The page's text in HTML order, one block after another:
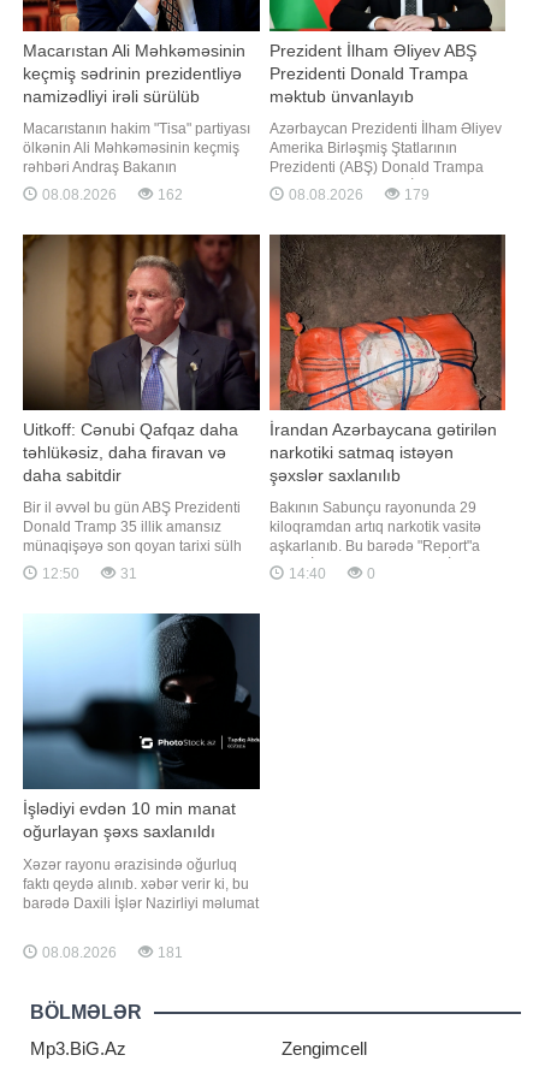
Macarıstan Ali Məhkəməsinin
keçmiş sədrinin prezidentliyə
namizədliyi irəli sürülüb
Macarıstanın hakim "Tisa" partiyası
ölkənin Ali Məhkəməsinin keçmiş
rəhbəri Andraş Bakanın
prezidentliyə namizədliyini irəli
sürüb. "Report" "Reuters"ə istinadən
parlament fraksiyası bildirib.
Bakanın avqustun 11-i bu vəzifəyə
seçiləcəy
08.08.2026 162
Prezident İlham Əliyev ABŞ
Prezidenti Donald Trampa
məktub ünvanlayıb
Azərbaycan Prezidenti İlham Əliyev
Amerika Birləşmiş Ştatlarının
Prezidenti (ABŞ) Donald Trampa
məktub ünvanlayıb. BİG.AZ -a
istinadən məktubu təqdim edir:.
Birləşmiş Ştatlarının ev sahibliyi ilə
2025-ci ilin 8 avqust tarixində
Azərbaycan ilə Ermənistan arasınd
08.08.2026 179
Uitkoff: Cənubi Qafqaz daha
təhlükəsiz, daha firavan və
daha sabitdir
Bir il əvvəl bu gün ABŞ Prezidenti
Donald Tramp 35 illik amansız
münaqişəyə son qoyan tarixi sülh
müqaviləsini imzalamaq üçün
Azərbaycan və Ermənistanı bir
bunu ABŞ Prezidentinin xüsusi
elçisi Stiv Uitkoff "X" sosial şəbəkə
hesabındakı paylaşımd
12:50 31
İrandan Azərbaycana gətirilən
narkotiki satmaq istəyən
şəxslər saxlanılıb
Bakının Sabunçu rayonunda 29
kiloqramdan artıq narkotik vasitə
aşkarlanıb. Bu barədə "Report"a
Daxili İşlər Nazirliyindən (DİN)
məlumat verilib. Bildirilib ki,
14:40 0
İşlədiyi evdən 10 min manat
oğurlayan şəxs saxlanıldı
Xəzər rayonu ərazisində oğurluq
faktı qeydə alınıb. xəbər verir ki, bu
barədə Daxili İşlər Nazirliyi məlumat
polisə müraciət edərək yaşadığı
evdən 10 min manat pul vəsaitinin
əməkdaşlarının keçirdikləri
tədbirlərlə əməli törətməkd
08.08.2026 181
BÖLMƏLƏR
Mp3.BiG.Az
Zengimcell